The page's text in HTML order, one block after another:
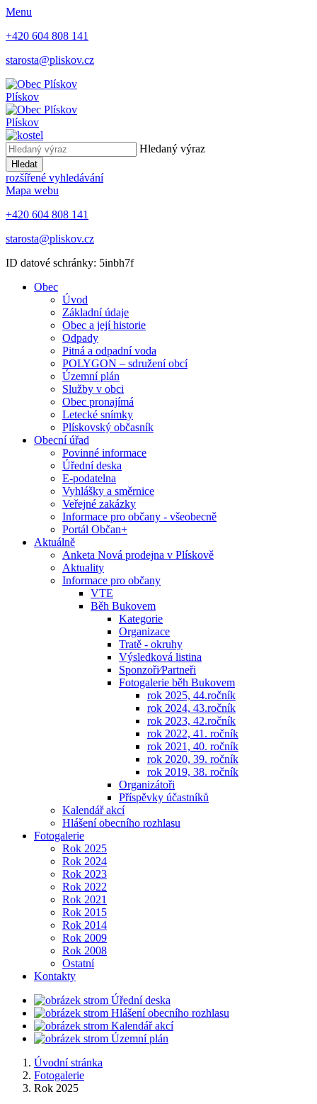
Menu
+420 604 808 141
starosta@pliskov.cz
Plískov
Plískov
Hledaný výraz
Hledat
rozšířené vyhledávání
Mapa webu
+420 604 808 141
starosta@pliskov.cz
ID datové schránky: 5inbh7f
Obec
Úvod
Základní údaje
Obec a její historie
Odpady
Pitná a odpadní voda
POLYGON – sdružení obcí
Územní plán
Služby v obci
Obec pronajímá
Letecké snímky
Plískovský občasník
Obecní úřad
Povinné informace
Úřední deska
E-podatelna
Vyhlášky a směrnice
Veřejné zakázky
Informace pro občany - všeobecně
Portál Občan+
Aktuálně
Anketa Nová prodejna v Plískově
Aktuality
Informace pro občany
VTE
Běh Bukovem
Kategorie
Organizace
Tratě - okruhy
Výsledková listina
Sponzoři⁄Partneři
Fotogalerie běh Bukovem
rok 2025, 44.ročník
rok 2024, 43.ročník
rok 2023, 42.ročník
rok 2022, 41. ročník
rok 2021, 40. ročník
rok 2020, 39. ročník
rok 2019, 38. ročník
Organizátoři
Příspěvky účastníků
Kalendář akcí
Hlášení obecního rozhlasu
Fotogalerie
Rok 2025
Rok 2024
Rok 2023
Rok 2022
Rok 2021
Rok 2015
Rok 2014
Rok 2009
Rok 2008
Ostatní
Kontakty
Úřední deska
Hlášení obecního rozhlasu
Kalendář akcí
Územní plán
Úvodní stránka
Fotogalerie
Rok 2025